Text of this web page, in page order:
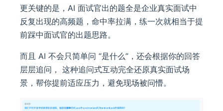
更关键的是，AI 面试官出的题全是企业真实面试中
反复出现的高频题，命中率拉满，练一次就相当于提
前踩中面试官的出题思路。
而且 AI 不会只简单问 “是什么”，还会根据你的回答
层层追问， 这种追问式互动完全还原真实面试场
景，帮你提前适应压力，避免现场被问懵。